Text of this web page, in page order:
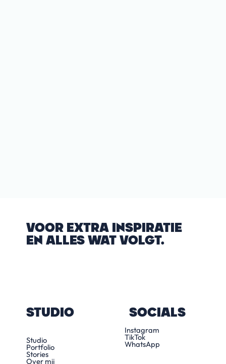
VOOR EXTRA INSPIRATIE
EN ALLES WAT VOLGT.
STUDIO
Studio
Portfolio
Stories
Over mij
SOCIALS
Instagram
TikTok
WhatsApp